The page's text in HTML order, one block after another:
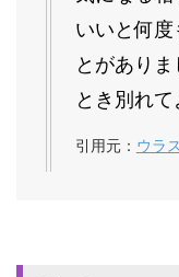
いいと何度
とがあり
とき別れて
引用元： ウラ